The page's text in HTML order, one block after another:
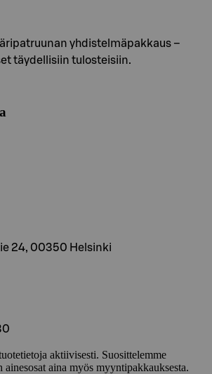
yhdistelmäpakkaus –
täydellisiin tulosteisiin.
24, 00350 Helsinki
aktiivisesti. Suosittelemme
aina myös myyntipakkauksesta.